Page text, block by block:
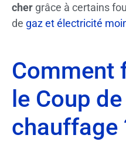
cher grâce à certains
de gaz et électricité
Comment
le Coup
chauffage